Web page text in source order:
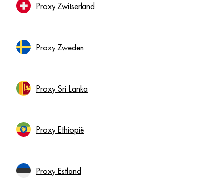
Proxy Zwitserland
Proxy Zweden
Proxy Sri Lanka
Proxy Ethiopië
Proxy Estland